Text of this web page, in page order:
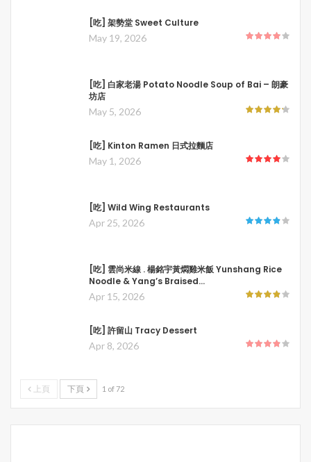
[吃] 架勢堂 Sweet Culture
May 19, 2026
[吃] 白家老湯 Potato Noodle Soup of Bai – 朗豪
坊店
May 5, 2026
[吃] Kinton Ramen 日式拉麵店
May 1, 2026
[吃] Wild Wing Restaurants
Apr 25, 2026
[吃] 雲尚米線 . 楊銘宇黃燜雞米飯 Yunshang Rice
Noodle & Yang’s Braised…
Apr 15, 2026
[吃] 許留山 Tracy Dessert
Apr 8, 2026
上頁 下頁 1 of 72